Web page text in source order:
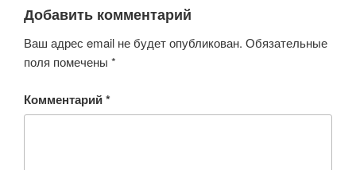
Добавить комментарий
Ваш адрес email не будет опубликован. Обязательные
поля помечены *
Комментарий*